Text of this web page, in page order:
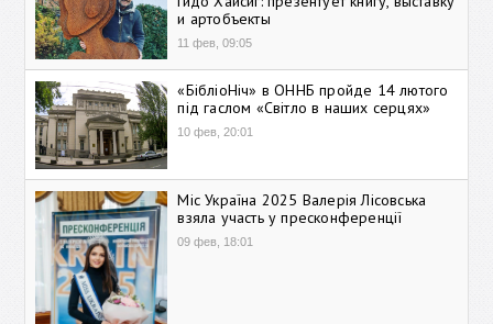
и артобъекты
11 фев, 09:05
«БібліоНіч» в ОННБ пройде 14 лютого
під гаслом «Світло в наших серцях»
10 фев, 20:01
Міс Україна 2025 Валерія Лісовська
взяла участь у пресконференції
09 фев, 18:01